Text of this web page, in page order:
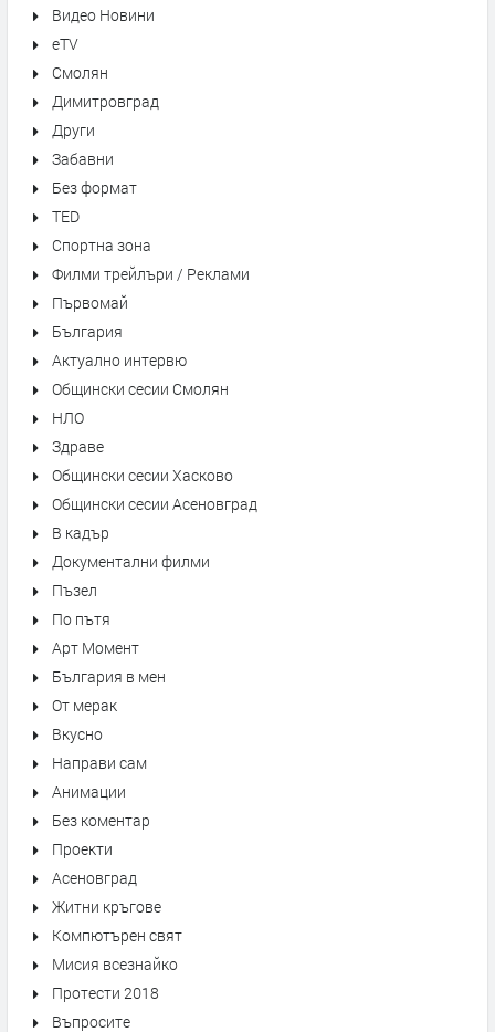
Видео Новини
eTV
Смолян
Димитровград
Други
Забавни
Без формат
TED
Спортна зона
Филми трейлъри / Реклами
Първомай
България
Актуално интервю
Общински сесии Смолян
НЛО
Здраве
Общински сесии Хасково
Общински сесии Асеновград
В кадър
Документални филми
Пъзел
По пътя
Арт Момент
България в мен
От мерак
Вкусно
Направи сам
Анимации
Без коментар
Проекти
Асеновград
Житни кръгове
Компютърен свят
Мисия всезнайко
Протести 2018
Въпросите